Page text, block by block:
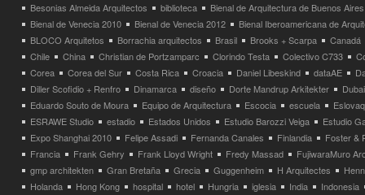
Besonias Almeida Arquitectos
biblioteca
Bienal de Arquitectura de Buenos Aires
Bienal de Venecia 2010
Bienal de Venecia 2012
Bienal Iberoamericana de
BLOCO Arquitetos
Borrachia arquitectos Brasil Brooks + Scarpa
Canadá
Chile
China Christian de Portzamparc Clorindo Testa Colectivo C733
Corea
Corea del Sur Costa Rica Croacia Daniel Libeskind dataAE
Diller Scofidio + Renfro
Dinamarca diseño Dorte Mandrup Arkitekter
Dubai
Eduardo Souto de Moura
Equipo de Arquitectura Escocia escuela
ESRAWE Studio
estadio Estados Unidos Estudio Barozzi Veiga
Estudio
Expo Shanghai 2010
Felipe Assadi Fernanda Canales Finlandia
Foster &
Francia
Frank Gehry Frank Lloyd Wright Fredy Massad
FujiwaraMuro
gmp architekten
Gran Bretaña Grecia Guggenheim H Arquitectes
Holanda
Hong Kong hospital hotel Hungria iglesia India
Indonesia